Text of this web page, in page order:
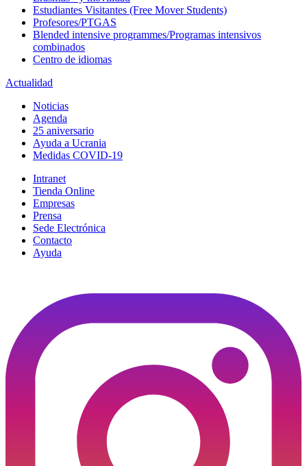
Estudiantes Visitantes (Free Mover Students)
Profesores/PTGAS
Blended intensive programmes/Programas intensivos
combinados
Centro de idiomas
Actualidad
Noticias
Agenda
25 aniversario
Ayuda a Ucrania
Medidas COVID-19
Intranet
Tienda Online
Empresas
Prensa
Sede Electrónica
Contacto
Ayuda